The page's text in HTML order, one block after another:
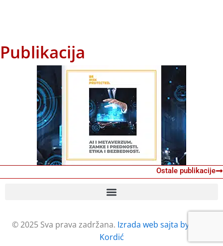
Publikacija
Ostale publikacije
© 2025 Sva prava zadržana. Izrada web sajta by Petar
Kordić